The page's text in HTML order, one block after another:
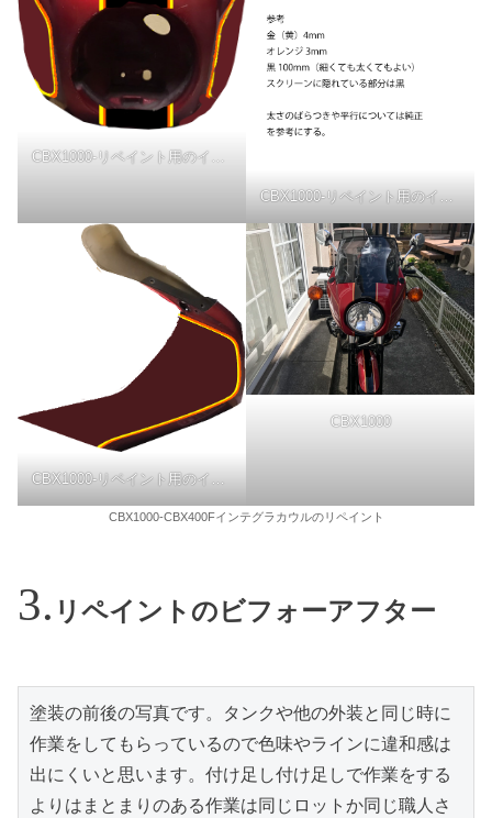
CBX1000-リペイント用のイラストフロント
CBX1000-リペイント用のイラストフロント
CBX1000-リペイント用のイラストサイド
CBX1000
CBX1000-CBX400Fインテグラカウルのリペイント
リペイントのビフォーアフター
塗装の前後の写真です。タンクや他の外装と同じ時に
作業をしてもらっているので色味やラインに違和感は
出にくいと思います。付け足し付け足しで作業をする
よりはまとまりのある作業は同じロットか同じ職人さ